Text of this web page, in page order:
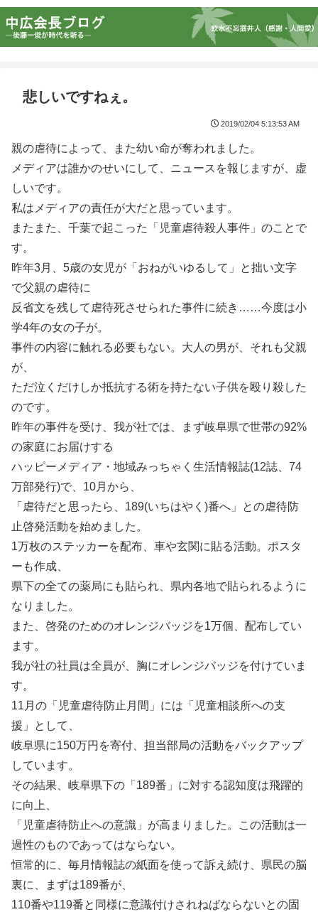
悲しいですねぇ。
2019/02/04 5:13:53 AM
親の虐待によって、また幼い命が奪われました。
メディアは誰かのせいにして、ニュースを報じますが、虚
しいです。
私はメディアの責任が大だと思っています。
またまた、千葉で起こった「児童虐待殺人事件」のことで
す。
昨年3月、5歳の女児が「おねがいゆるして」と拙い文字
で父親の虐待に
反省文を残して虐待死させられた事件に続き……今度は小
学4年の女の子が。
事件の内容に触れる必要もない。大人の男が、それも父親
が、
ただ泣くだけしか抵抗する術を持たない子供を殴り殺した
のです。
昨年の事件を受け、我が社では、まず岐阜県で世帯の92%
の家庭にお届けする
ハッピーメディア・地域みっちゃく生活情報誌(12誌、74
万部発行)で、10月から、
「虐待だと思ったら、189(いちはやく)番へ」との虐待防
止啓発活動を始めました。
1万枚のステッカーを配布、車や玄関に貼る活動。ポスタ
ーも作成、
県下の全ての薬局にも貼られ、県内各地で貼られるように
なりました。
また、啓発のためのオレンジバッジを1万個、配布してい
ます。
我が社の社員は全員が、胸にオレンジバッジを付けていま
す。
11月の「児童虐待防止月間」には「児童相談所への支
援」として、
岐阜県に150万円を寄付、担当部局の活動をバックアップ
しています。
その結果、岐阜県下の「189番」に対する認知度は飛躍的
に向上、
「児童虐待防止への意識」が高まりました。この活動は一
過性のものであってはならない。
恒常的に、毎月情報誌の紙面を使って訴え続け、県民の脳
裏に、まずは189番が、
110番や119番と同様に意識付けされねばならないとの固